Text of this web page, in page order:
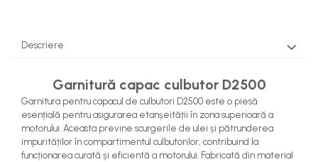
Termostate Răcire
Descriere
Garnitură capac culbutor D2500
Garnitura pentru capacul de culbutori D2500 este o piesă
esențială pentru asigurarea etanșeității în zona superioară a
motorului. Aceasta previne scurgerile de ulei și pătrunderea
impurităților în compartimentul culbutorilor, contribuind la
funcționarea curată și eficientă a motorului. Fabricată din material